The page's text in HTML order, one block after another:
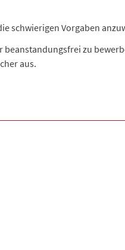
schwierigen Vorgaben
beanstandungsfrei zu
aus.